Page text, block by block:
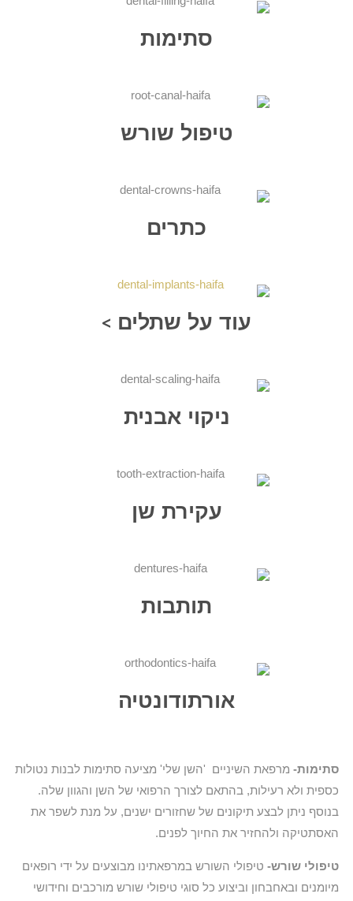
סתימות
טיפול שורש
כתרים
עוד על שתלים >
ניקוי אבנית
עקירת שן
תותבות
אורתודונטיה
סתימות- מרפאת השיניים 'השן שלי' מציעה סתימות לבנות נטולות
כספית ולא רעילות, בהתאם לצורך הרפואי של השן והגוון שלה.
בנוסף ניתן לבצע תיקונים של שחזורים ישנים, על מנת לשפר את
האסתטיקה ולהחזיר את החיוך לפנים.
טיפולי שורש- טיפולי השורש במרפאתינו מבוצעים על ידי רופאים
מיומנים ובאחבחון וביצוע כל סוגי טיפולי שורש מורכבים וחידושי